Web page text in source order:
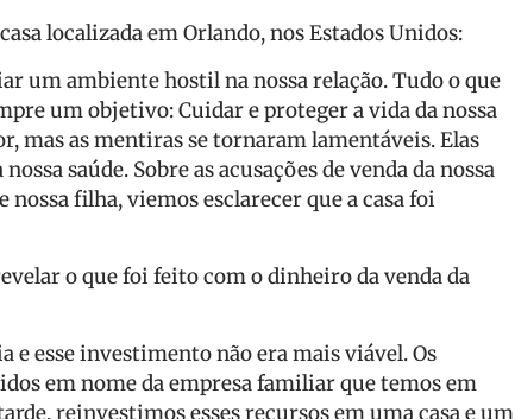
localizada em Orlando, nos Estados Unidos:
um ambiente hostil na nossa relação. Tudo o que
um objetivo: Cuidar e proteger a vida da nossa
mas as mentiras se tornaram lamentáveis. Elas
saúde. Sobre as acusações de venda da nossa
filha, viemos esclarecer que a casa foi
o que foi feito com o dinheiro da venda da
e esse investimento não era mais viável. Os
em nome da empresa familiar que temos em
reinvestimos esses recursos em uma casa e um